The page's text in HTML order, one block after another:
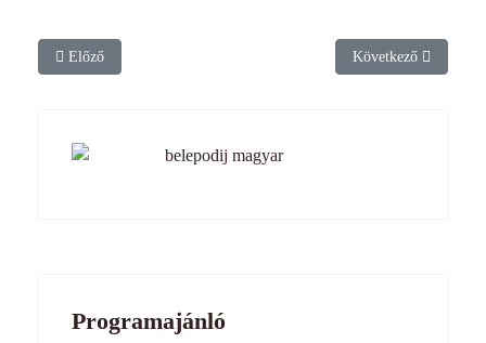
Előző cikk: Rábavidéki Rönkhúzás
Előző Következő cikk: Múlt
Következő
Programajánló